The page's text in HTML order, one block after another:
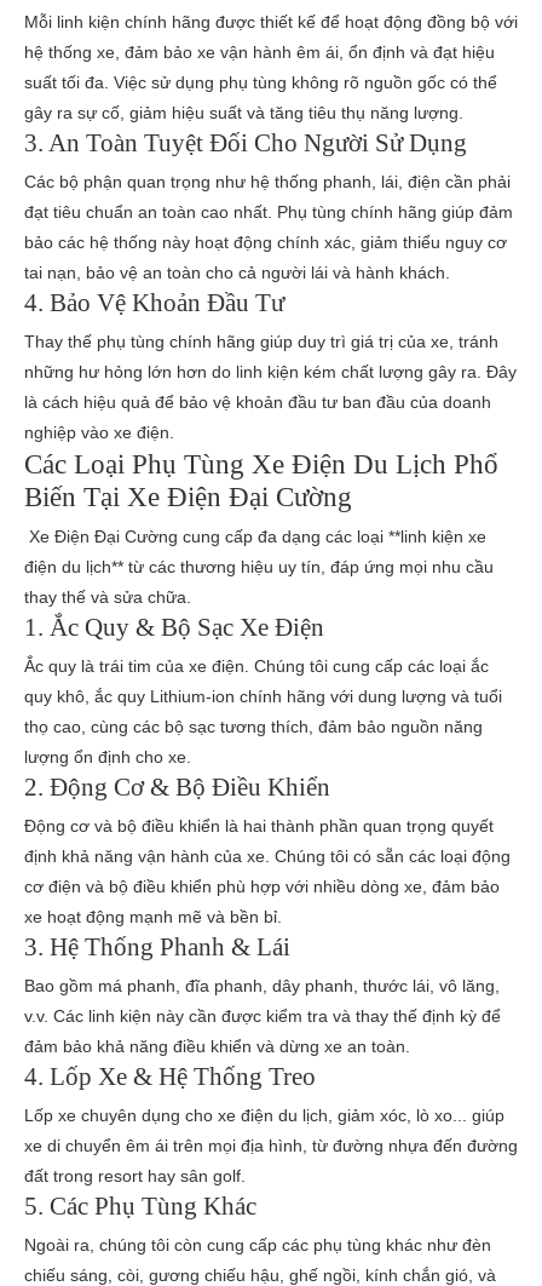
Mỗi linh kiện chính hãng được thiết kế để hoạt động đồng bộ với
hệ thống xe, đảm bảo xe vận hành êm ái, ổn định và đạt hiệu
suất tối đa. Việc sử dụng phụ tùng không rõ nguồn gốc có thể
gây ra sự cố, giảm hiệu suất và tăng tiêu thụ năng lượng.
3. An Toàn Tuyệt Đối Cho Người Sử Dụng
Các bộ phận quan trọng như hệ thống phanh, lái, điện cần phải
đạt tiêu chuẩn an toàn cao nhất. Phụ tùng chính hãng giúp đảm
bảo các hệ thống này hoạt động chính xác, giảm thiểu nguy cơ
tai nạn, bảo vệ an toàn cho cả người lái và hành khách.
4. Bảo Vệ Khoản Đầu Tư
Thay thế phụ tùng chính hãng giúp duy trì giá trị của xe, tránh
những hư hỏng lớn hơn do linh kiện kém chất lượng gây ra. Đây
là cách hiệu quả để bảo vệ khoản đầu tư ban đầu của doanh
nghiệp vào xe điện.
Các Loại Phụ Tùng Xe Điện Du Lịch Phổ
Biến Tại Xe Điện Đại Cường
Xe Điện Đại Cường cung cấp đa dạng các loại **linh kiện xe
điện du lịch** từ các thương hiệu uy tín, đáp ứng mọi nhu cầu
thay thế và sửa chữa.
1. Ắc Quy & Bộ Sạc Xe Điện
Ắc quy là trái tim của xe điện. Chúng tôi cung cấp các loại ắc
quy khô, ắc quy Lithium-ion chính hãng với dung lượng và tuổi
thọ cao, cùng các bộ sạc tương thích, đảm bảo nguồn năng
lượng ổn định cho xe.
2. Động Cơ & Bộ Điều Khiển
Động cơ và bộ điều khiển là hai thành phần quan trọng quyết
định khả năng vận hành của xe. Chúng tôi có sẵn các loại động
cơ điện và bộ điều khiển phù hợp với nhiều dòng xe, đảm bảo
xe hoạt động mạnh mẽ và bền bỉ.
3. Hệ Thống Phanh & Lái
Bao gồm má phanh, đĩa phanh, dây phanh, thước lái, vô lăng,
v.v. Các linh kiện này cần được kiểm tra và thay thế định kỳ để
đảm bảo khả năng điều khiển và dừng xe an toàn.
4. Lốp Xe & Hệ Thống Treo
Lốp xe chuyên dụng cho xe điện du lịch, giảm xóc, lò xo... giúp
xe di chuyển êm ái trên mọi địa hình, từ đường nhựa đến đường
đất trong resort hay sân golf.
5. Các Phụ Tùng Khác
Ngoài ra, chúng tôi còn cung cấp các phụ tùng khác như đèn
chiếu sáng, còi, gương chiếu hậu, ghế ngồi, kính chắn gió, và